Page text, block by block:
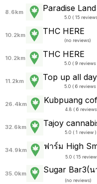
8.6km Paradise
5.0 ( 15
10.2km THC HERE
(no reviews)
10.2km THC HERE
5.0 ( 9 reviews
11.2km Top up all
5.0 ( 6 reviews
26.4km Kubpuang
4.8 ( 6
32.6km Tajoy
5.0 ( 1 review )
34.9km ฟาร์ม High
5.0 ( 15
35.0km Sugar Bar3(
(no reviews)